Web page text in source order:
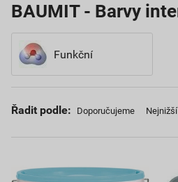
BAUMIT - Barvy
Funkční
Řadit podle: Doporučujeme